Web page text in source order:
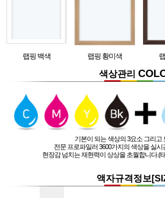
랩핑 백색 랩핑 황미색
색상관리
기본이 되는 색상의 3요소 그리고
전문 프로파일러 3600가지의 색상을 실
현장감 넘치는 재현력이 상상을 초월합니다.(
액자규격정보